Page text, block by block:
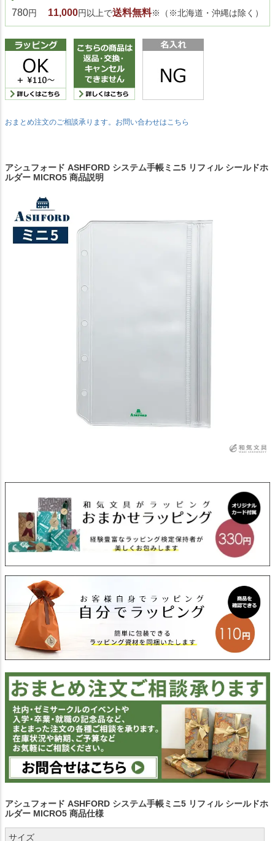
780円 11,000円以上で送料無料※（※北海道・沖縄は除く）
おまとめ注文のご相談承ります。お問い合わせはこちら
アシュフォード ASHFORD システム手帳ミニ5 リフィル シールドホ
ルダー MICRO5 商品説明
アシュフォード ASHFORD システム手帳ミニ5 リフィル シールドホ
ルダー MICRO5 商品仕様
サイズ